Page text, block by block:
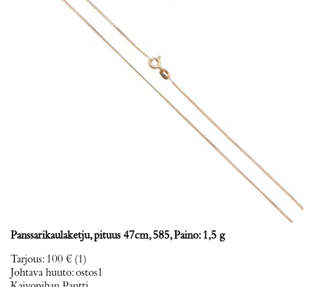
Panssarikaulaketju, pituus 47cm, 585, Paino: 1,5 g
Tarjous: 100 € (1)
Johtava huuto:ostos1